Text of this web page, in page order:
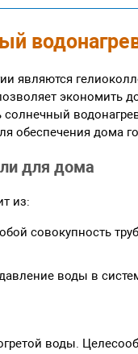
являются
экономить
обеспечения дома
для дома
из:
совокупность
воды в
воды.